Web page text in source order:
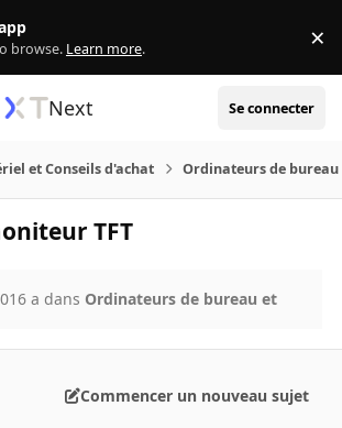
browse. Learn more. ×
Next Se connecter
et Conseils d'achat Ordinateurs de bureau
TFT
16 a dans Ordinateurs de bureau et
Commencer un nouveau sujet